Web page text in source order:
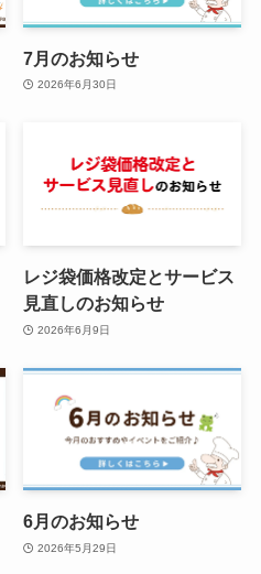
7月のお知らせ
2026年6月30日
レジ袋価格改定とサービス
見直しのお知らせ
2026年6月9日
6月のお知らせ
2026年5月29日